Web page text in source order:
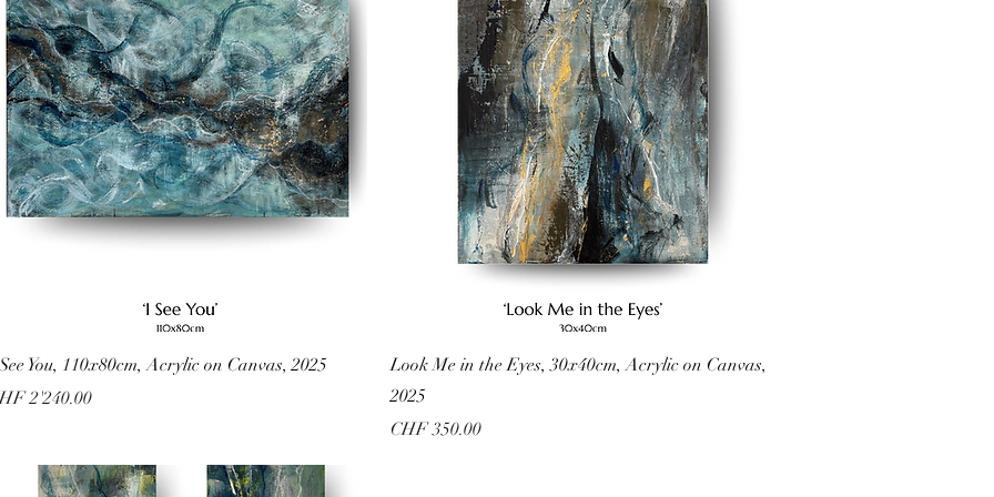
You, 110x80cm, Acrylic on Canvas, 2025
2'240.00
Look Me in the Eyes, 30x40cm, Acrylic on Canvas,
2025
Preis
CHF 350.00